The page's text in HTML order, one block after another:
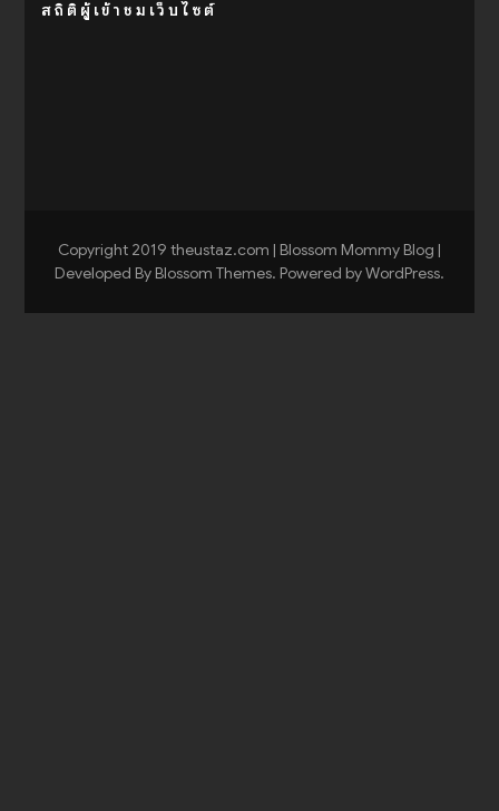
สถิติผู้เข้าชมเว็บไซต์
Copyright 2019 theustaz.com | Blossom Mommy Blog |
Developed By Blossom Themes. Powered byWordPress.